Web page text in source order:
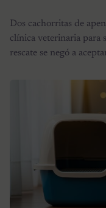
Dos cachorritas de
clínica veterinaria para
rescate se negó a